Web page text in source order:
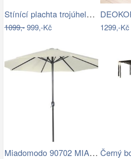
Stínící plachta trojúhelník 3*3*3 m šedá
1099,-999,-Kč 1299,-Kč
Miadomodo 90702 MIADOMODO Slunečník s…